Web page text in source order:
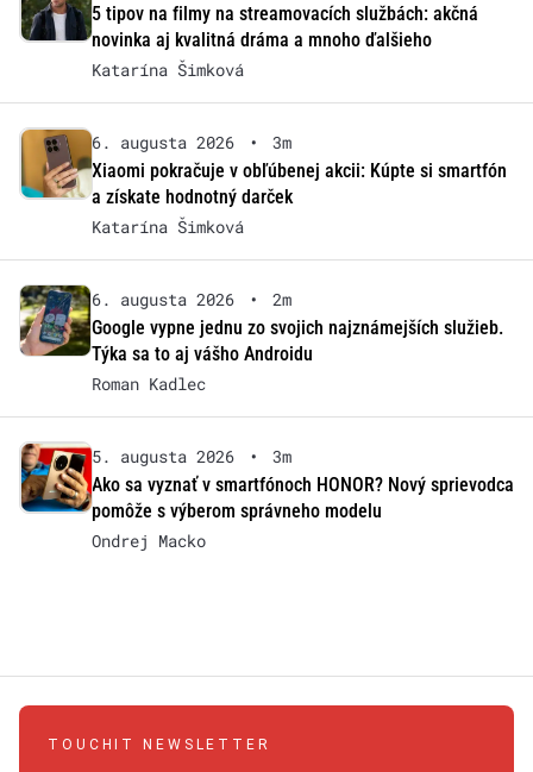
5 tipov na filmy na streamovacích službách: akčná
novinka aj kvalitná dráma a mnoho ďalšieho
Katarína Šimková
6. augusta 2026 •
3m
Xiaomi pokračuje v obľúbenej akcii: Kúpte si smartfón
a získate hodnotný darček
Katarína Šimková
6. augusta 2026 •
2m
Google vypne jednu zo svojich najznámejších služieb.
Týka sa to aj vášho Androidu
Roman Kadlec
5. augusta 2026 •
3m
Ako sa vyznať v smartfónoch HONOR? Nový sprievodca
pomôže s výberom správneho modelu
Ondrej Macko
TOUCHIT NEWSLETTER